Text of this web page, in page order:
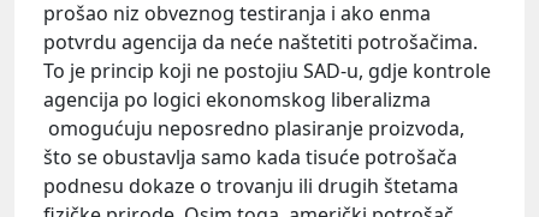
prošao niz obveznog testiranja i ako enma
potvrdu agencija da neće naštetiti potrošačima.
To je princip koji ne postojiu SAD-u, gdje kontrole
agencija po logici ekonomskog liberalizma
omogućuju neposredno plasiranje proizvoda,
što se obustavlja samo kada tisuće potrošača
podnesu dokaze o trovanju ili drugih štetama